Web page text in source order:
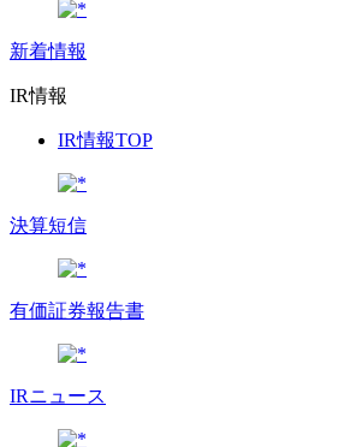
新着情報
IR情報
IR情報TOP
決算短信
有価証券報告書
IRニュース